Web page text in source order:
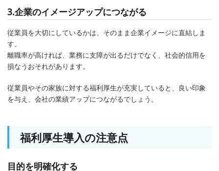
3.企業のイメージアップにつながる
従業員を大切にしているかは、そのまま企業イメージに直結しま
す。
離職率が高ければ、業務に支障が出るだけでなく、社会的信用を
損なうおそれがあります。
従業員やその家族に対する福利厚生が充実していると、良い印象
を与え、会社の業績アップにつながるでしょう。
福利厚生導入の注意点
目的を明確化する